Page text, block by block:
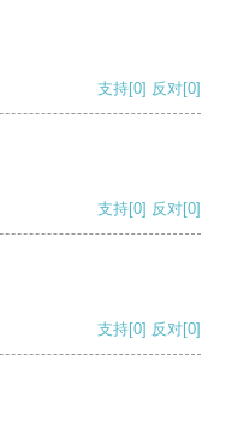
支持[0] 反对[0]
支持[0] 反对[0]
支持[0] 反对[0]